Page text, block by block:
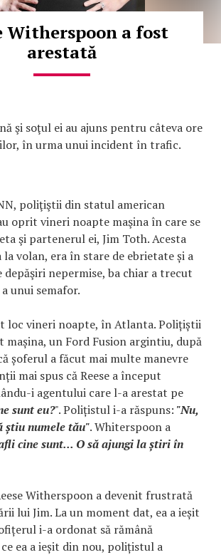
Witherspoon a fost
arestată
şi soţul ei au ajuns pentru câteva ore
în urma unui incident în trafic.
poliţiştii din statul american
oprit vineri noapte maşina în care se
şi partenerul ei, Jim Toth. Acesta
la volan, era în stare de ebrietate și a
nepermise, ba chiar a trecut
unui semafor.
loc vineri noapte, în Atlanta. Polițiștii
mașina, un Ford Fusion argintiu, după
șoferul a făcut mai multe manevre
mai spus că Reese a început
i agentului care l-a arestat pe
sunt eu?". Polițistul i-a răspuns: "Nu,
știu numele tău". Whiterspoon a
cine sunt... O să ajungi la știri în
Witherspoon a devenit frustrată
lui Jim. La un moment dat, ea a ieșit
i-a ordonat să rămână
ea a ieșit din nou, polițistul a